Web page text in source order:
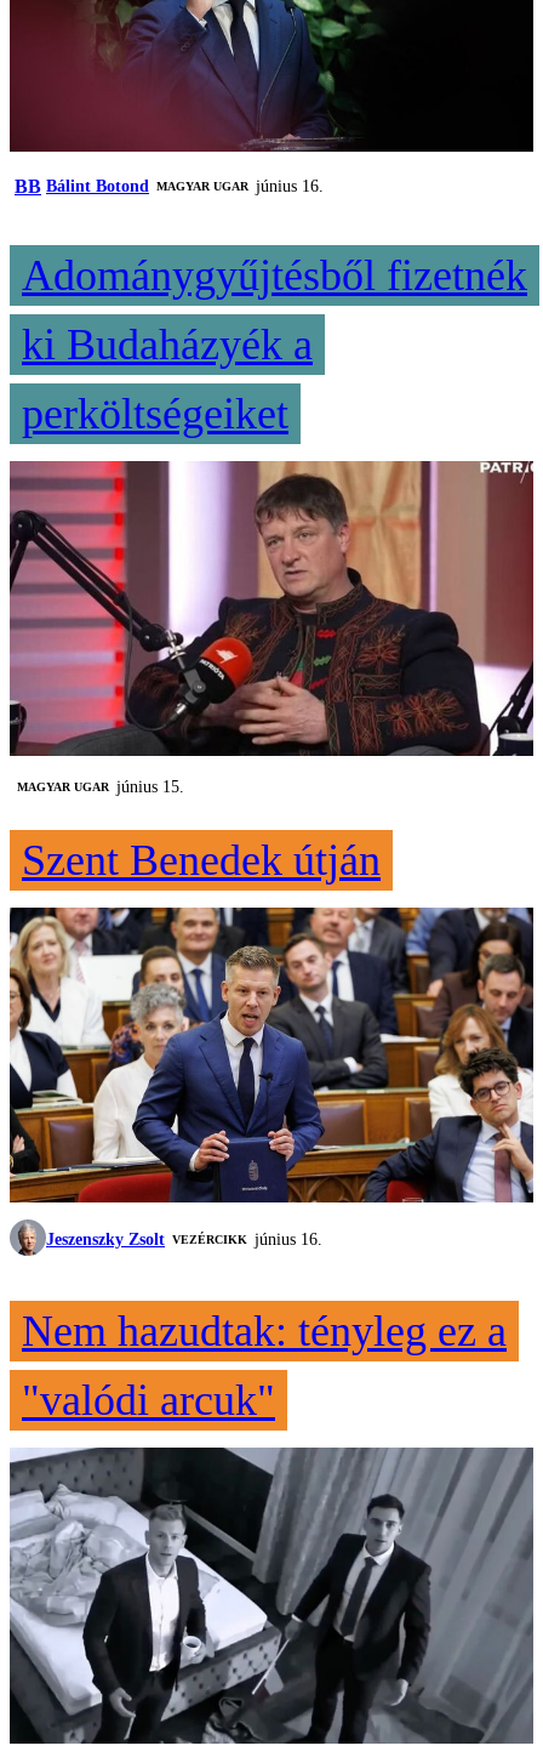
BB Bálint Botond MAGYAR UGAR június 16.
Adománygyűjtésből fizetnék
ki Budaházyék a
perköltségeiket
MAGYAR UGAR június 15.
Szent Benedek útján
Jeszenszky Zsolt VEZÉRCIKK június 16.
Nem hazudtak: tényleg ez a
"valódi arcuk"